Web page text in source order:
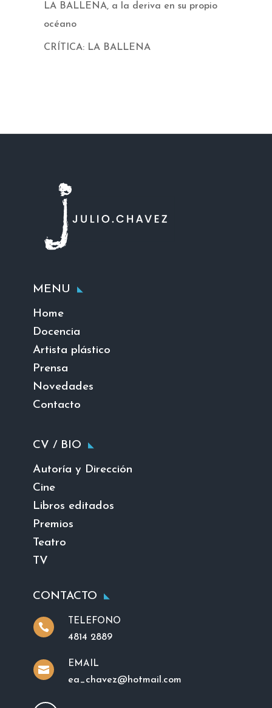
LA BALLENA, a la deriva en su propio
océano
CRÍTICA: LA BALLENA
MENU
Home
Docencia
Artista plástico
Prensa
Novedades
Contacto
CV / BIO
Autoría y Dirección
Cine
Libros editados
Premios
Teatro
TV
CONTACTO

TELEFONO
4814 2889

EMAIL
ea_chavez@hotmail.com